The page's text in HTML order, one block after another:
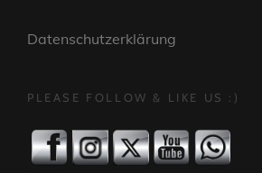
Datenschutzerklärung
PLEASE FOLLOW & LIKE US :)